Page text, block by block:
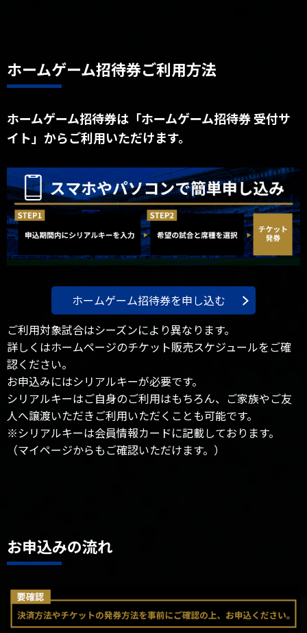
ホームゲーム招待券ご利用方法
ホームゲーム招待券は「ホームゲーム招待券 受付サ
イト」からご利用いただけます。
ホームゲーム招待券を申し込む
ご利用対象試合はシーズンにより異なります。
詳しくはホームページのチケット販売スケジュールをご確
認ください。
お申込みにはシリアルキーが必要です。
シリアルキーはご自身のご利用はもちろん、ご家族やご友
人へ譲渡いただきご利用いただくことも可能です。
※シリアルキーは会員情報カードに記載しております。
（マイページからもご確認いただけます。）
お申込みの流れ